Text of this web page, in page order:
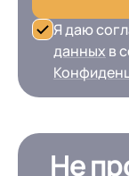
Я даю
данных в
Не